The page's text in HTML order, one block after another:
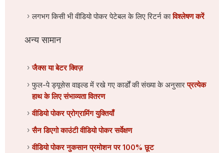
लगभग किसी भी वीडियो पोकर पेटेबल के लिए रिटर्न काविश्लेषण करें
अन्य सामान
जैक्स या बेटर क्विज़
फुल-पे ड्यूसेस वाइल्ड में रखे गए कार्डों की संख्या के अनुसारप्रत्येक
हाथ के लिए संभाव्यता वितरण
वीडियो पोकर प्रोग्रामिंग युक्तियाँ
सैन डिएगो काउंटी वीडियो पोकर सर्वेक्षण
वीडियो पोकर नुकसान प्रमोशन पर 100% छूट